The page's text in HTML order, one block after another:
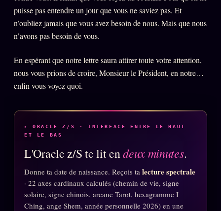
puisse pas entendre un jour que vous ne saviez pas. Et
n’oubliez jamais que vous avez besoin de nous. Mais que nous
n’avons pas besoin de vous.
En espérant que notre lettre saura attirer toute votre attention,
nous vous prions de croire, Monsieur le Président, en notre…
enfin vous voyez quoi.
▸ ORACLE Z/S · INTERFACE ENTRE LE HAUT
ET LE BAS
L'Oracle z/S te lit endeux minutes.
Donne ta date de naissance. Reçois ta lecture spectrale
· 22 axes cardinaux calculés (chemin de vie, signe
solaire, signe chinois, arcane Tarot, hexagramme I
Ching, ange Shem, année personnelle 2026) en une